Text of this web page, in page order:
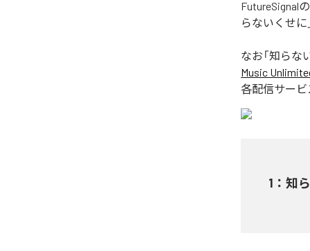
FutureSignal
らないくせに
なお「知らな
Music
各配信サービ
1 ： 知